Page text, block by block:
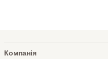
Компанія